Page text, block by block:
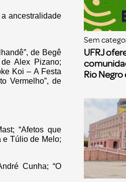
ancestralidade
de Begê
Alex Pizano;
Koi – A Festa
Vermelho”, de
“Afetos que
e Túlio de Melo;
Cunha; “O
Sem
UFRJ
Rio